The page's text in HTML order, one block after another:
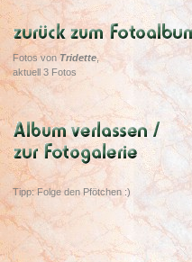
Fotos von Tridette
aktuell 3 Fotos
Tipp: Folge den Pfötchen :)